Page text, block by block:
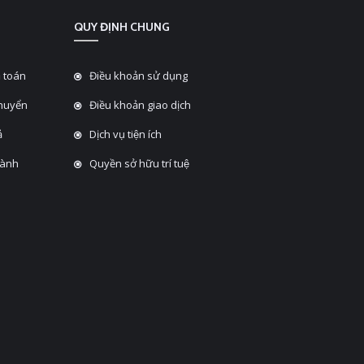
toán
QUY ĐỊNH CHUNG
Điều khoản sử dụng
Điều khoản giao dịch
Dịch vụ tiện ích
Quyền sở hữu trí tuệ